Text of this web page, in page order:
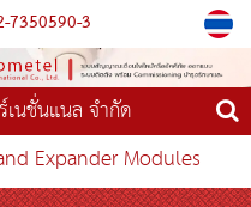
7350590-3
นชั่นแนล จำกัด
Expander Modules